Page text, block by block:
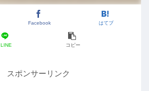
Facebook はてブ
LINE コピー
スポンサーリンク